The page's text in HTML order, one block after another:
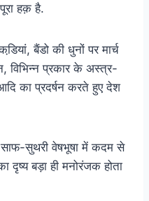
हक़ है.
बैंडो की धुनों पर मार्च
विभिन्न प्रकार के अस्त्र-
का प्रदर्षन करते हुए देश
सुथरी वेषभूषा में कदम से
बड़ा ही मनोरंजक होता